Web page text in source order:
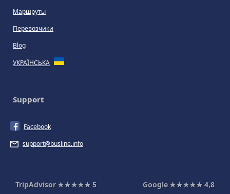
Маршруты
Перевозчики
Blog
УКРАЇНСЬКА
Support
Facebook
support@busline.info
TripAdvisor ★★★★★5 Google ★★★★★4,8